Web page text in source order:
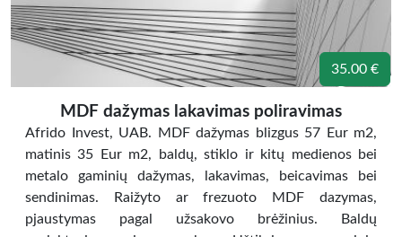
35.00 €
MDF dažymas lakavimas poliravimas
Afrido Invest, UAB. MDF dažymas blizgus 57 Eur m2,
matinis 35 Eur m2, baldų, stiklo ir kitų medienos bei
metalo gaminių dažymas, lakavimas, beicavimas bei
sendinimas. Raižyto ar frezuoto MDF dazymas,
pjaustymas pagal užsakovo brėžinius. Baldų